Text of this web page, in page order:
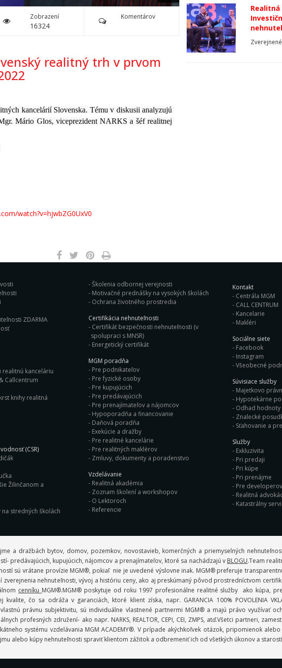
Zobrazení
16324
Komentárov
realitný trh v prvom
kancelárií Slovenska. Tému v diskusii analyzujú
Mário Glos, viceprezident NARKS a šéf realitnej
watch?v=hjwbZG0UxV0
Realitná
ZDARMA
realitnú kanceláriu
Callcentrum
knihy realitná
(CSR)
Žilinčanom a
stredných školách
Školenia odbornej verejnosti
Motivačné prednášky na vysokých školách
Ochrana životného prostredia
Certifikácia nehnuteľnosti
Certifikát bezpečnosti nehnuteľnosti (v
spolupraci s MNSR)
Energetický certifikát
MGM poradňa
Pre podnikateľov
Pre fyzické osoby
Pre kupujúcich
Pre predávajúcich
Pre prenajímateľov a nájomcov
Hypoporadňa a financovanie
Daňová poradňa
Exekúcie a dražby
Pre realitné kancelárie
Pre realitných maklérov
Zmluvy, dokumenty a poradenstvo
Vzdelávanie
Realitná akadémia
Zoznam školení a workshopov
O Lektoroch
Referencie
Kontakt
Centrála MGM
CALL CENTRUM
Kancelarie
Makléri
Sociálne siete
Facebook
Instagram
Všeobecné
Súvisiace služby
Majetkovo
Hypotekárne
Odhad
Znalecké
Sťahovanie a
Služby
Exkluzivita
Pri predaji
Pri kúpe
Pri prenájme
Pre
Realitná
Katastrálny
a dražbách bytov, domov, pozemkov, novostavieb, komerčných a priemyselných
predávajúcich, kupujúcich, nájomcov a prenajímateľov, ktoré sa nachádzajú v BLOGU.Team
sú vrátane provízie MGM®, pokiaľ nie je uvedené výslovne inak. MGM® preferuje
nehnuteľnosti, vývoj a históriu ceny, ako aj preskúmaný pôvod prostredníctvom
cenníku MGM®.MGM® poskytuje od roku 1997 profesionálne realitné služby ako kúpa,
kvalite, čo sa odráža v garanciách, ktoré klient získa, napr. GARANCIA 100% POVOLENIA
právnu subjektivitu, sú individuálne vlastnené partnermi MGM® a majú právo využívať
profesných združení- ako napr. NARKS, REALTOR, CEPI, CEI, ZMPS, atď.Všetci partneri,
systému vzdelávania MGM ACADEMY®. V prípade akýchkoľvek otázok, pripomienok
alebo kúpy nehnuteľnosti spraviť klientom zážitok a odbremeniť ich od všetkých úkonov a